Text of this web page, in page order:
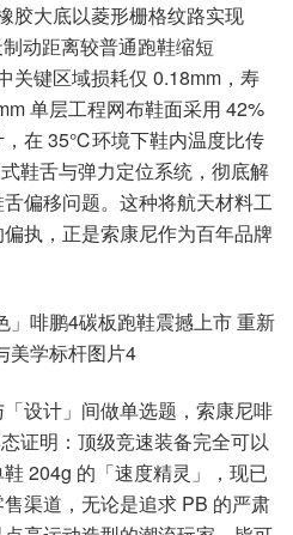
胶大底以菱形栅格纹路实现
动距离较普通跑鞋缩短
关键区域损耗仅 0.18mm，寿
单层工程网布鞋面采用 42%
，在 35℃环境下鞋内温度比传
鞋舌与弹力定位系统，彻底解
偏移问题。这种将航天材料工
执，正是索康尼作为百年品牌
设计」间做单选题，索康尼啡
证明：顶级竞速装备完全可以
204g 的「速度精灵」，现已
渠道，无论是追求 PB 的严肃